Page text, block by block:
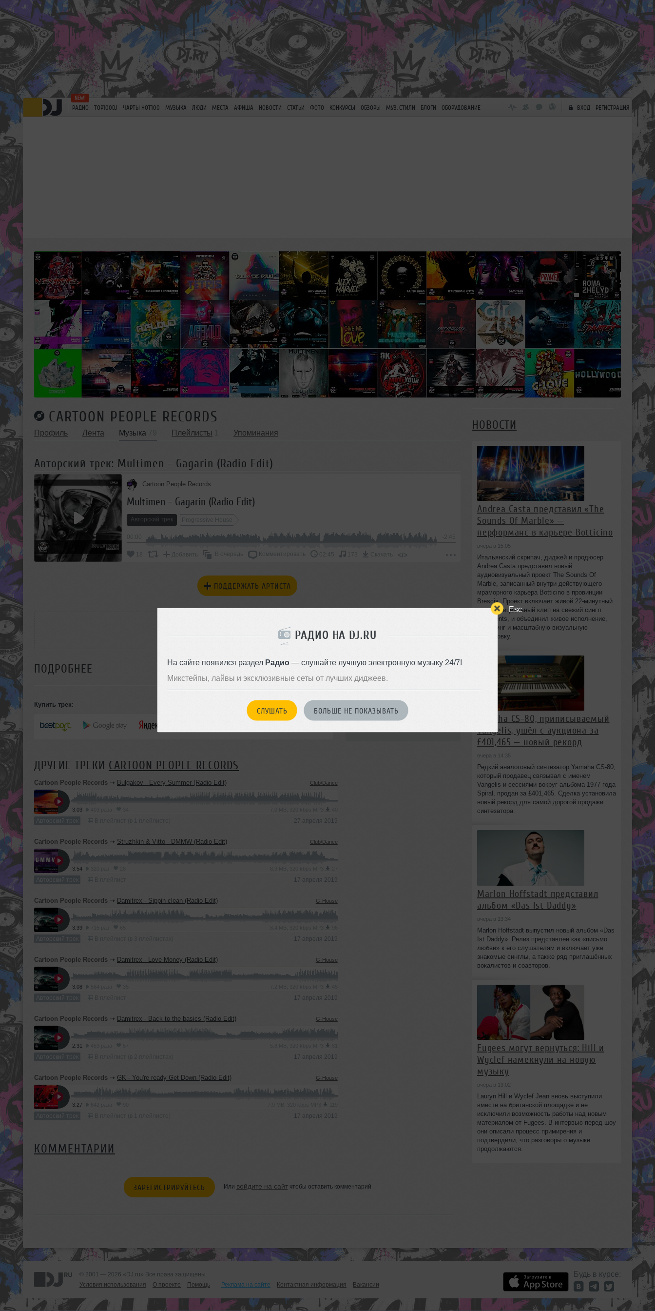
Esc
РАДИО НА DJ.RU
На сайте появился раздел Радио— слушайте лучшую электронную музыку 24/7!
Микстейпы, лайвы и эксклюзивные сеты от лучших диджеев.
СЛУШАТЬ БОЛЬШЕ НЕ ПОКАЗЫВАТЬ
РАДИО TOP100DJ ЧАРТЫ HOT100 МУЗЫКА ЛЮДИ МЕСТА АФИША НОВОСТИ СТАТЬИ ФОТО КОНКУРСЫ ОБЗОРЫ МУЗ. СТИЛИ БЛОГИ ОБОРУДОВАНИЕ ВХОД РЕГИСТРАЦИЯ
CARTOON PEOPLE RECORDS
Профиль Лента Музыка Плейлисты Упоминания
Авторский трек: Multimen - Gagarin (Radio Edit)
Cartoon People Records
Multimen - Gagarin (Radio Edit)
Авторский трек Progressive House
-2:45
Добавить В очередь Комментировать 02:45 173 Скачать </>
ПОДДЕРЖАТЬ АРТИСТА
РАССКАЖИ ДРУЗЬЯМ
ПОДРОБНЕЕ
Купить трек:
ДРУГИЕ ТРЕКИ CARTOON PEOPLE RECORDS
Cartoon People Records ➝ Bulgakov - Every Summer (Radio Edit) Club/Dance
3:03
Авторский трек 27 апреля 2019
Cartoon People Records ➝ Struzhkin & Vitto - DMMW (Radio Edit) Club/Dance
3:54
Авторский трек 17 апреля 2019
Cartoon People Records ➝ Damitrex - Sippin clean (Radio Edit) G-House
3:39
Авторский трек 17 апреля 2019
Cartoon People Records ➝ Damitrex - Love Money (Radio Edit) G-House
3:08
Авторский трек 17 апреля 2019
Cartoon People Records ➝ Damitrex - Back to the basics (Radio Edit) G-House
2:31
Авторский трек 17 апреля 2019
Cartoon People Records ➝ GK - You're ready Get Down (Radio Edit) G-House
3:27
Авторский трек 17 апреля 2019
Стиль: Progressive House
Записан: 12 сентября 2018
КОММЕНТАРИИ
ЗАРЕГИСТРИРУЙТЕСЬ Или войдите на сайтчтобы оставить комментарий
НОВОСТИ
Andrea Casta представил «The
Sounds Of Marble» —
перформанс в карьере Botticino
вчера в 15:05
Итальянский скрипач, диджей и продюсер
Andrea Casta представил новый
аудиовизуальный проект The Sounds Of
Marble, записанный внутри действующего
мраморного карьера Botticino в провинции
Brescia. Проект включает живой 22‑минутный
сет и официальный клип на свежий сингл
Fragments, и объединил живое исполнение,
диджеинг и масштабную визуальную
постановку.
Yamaha CS-80, приписываемый
Vangelis, ушёл с аукциона за
£401,465 — новый рекорд
вчера в 14:35
Редкий аналоговый синтезатор Yamaha CS-80,
который продавец связывал с именем
Vangelis и сессиями вокруг альбома 1977 года
Spiral, продан за £401,465. Сделка установила
новый рекорд для самой дорогой продажи
синтезатора.
Marlon Hoffstadt представил
альбом «Das Ist Daddy»
вчера в 13:34
Marlon Hoffstadt выпустил новый альбом «Das
Ist Daddy». Релиз представлен как «письмо
любви» к его слушателям и включает уже
знакомые синглы, а также ряд приглашённых
вокалистов и соавторов.
Fugees могут вернуться: Hill и
Wyclef намекнули на новую
музыку
вчера в 13:02
Lauryn Hill и Wyclef Jean вновь выступили
вместе на британской площадке и не
исключили возможность работы над новым
материалом от Fugees. В интервью перед шоу
они описали процесс примирения и
подтвердили, что разговоры о музыке
продолжаются.
© 2001 — 2026 «DJ.ru» Все права защищены.
Условия использования
О проекте Помощь Реклама на сайте Контактная информация Вакансии
Будь в курсе: